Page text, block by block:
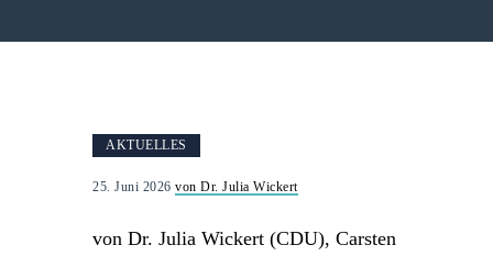
AKTUELLES
25. Juni 2026 von Dr. Julia Wickert
von Dr. Julia Wickert (CDU), Carsten